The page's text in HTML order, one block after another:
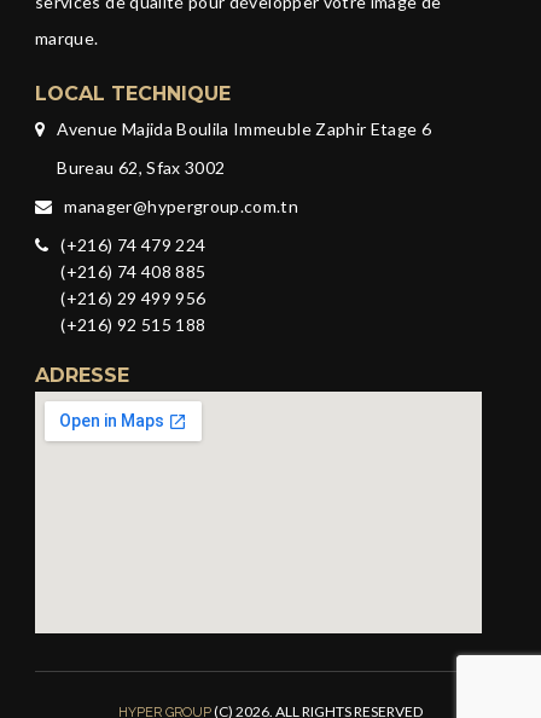
marque.
LOCAL TECHNIQUE
Avenue Majida Boulila Immeuble Zaphir Etage 6
Bureau 62, Sfax 3002
manager@hypergroup.com.tn
(+216) 74 479 224
(+216) 74 408 885
(+216) 29 499 956
(+216) 92 515 188
ADRESSE
HYPER GROUP(C) 2026. ALL RIGHTS RESERVED